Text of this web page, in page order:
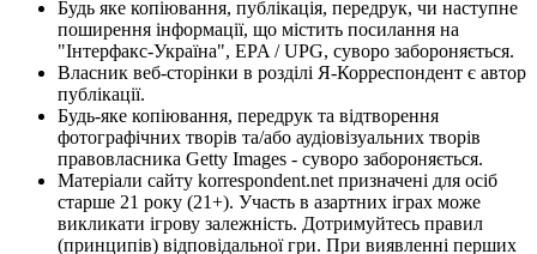
Будь яке копіювання, публікація, передрук, чи наступне
поширення інформації, що містить посилання на
"Інтерфакс-Україна", EPA / UPG, суворо забороняється.
Власник веб-сторінки в розділі Я-Корреспондент є автор
публікації.
Будь-яке копіювання, передрук та відтворення
фотографічних творів та/або аудіовізуальних творів
правовласника Getty Images - суворо забороняється.
Матеріали сайту korrespondent.net призначені для осіб
старше 21 року (21+). Участь в азартних іграх може
викликати ігрову залежність. Дотримуйтесь правил
(принципів) відповідальної гри. При виявленні перших